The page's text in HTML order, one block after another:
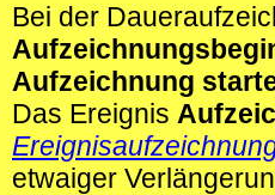
Bei der
Aufzeichnung
Das Ereignis
etwaiger